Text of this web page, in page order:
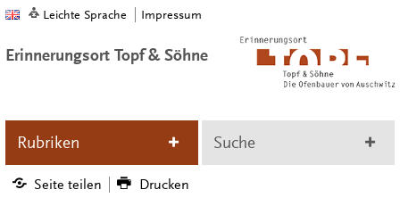
Leichte Sprache Impressum
Erinnerungsort Topf & Söhne
Rubriken Suche
Seite teilen Drucken